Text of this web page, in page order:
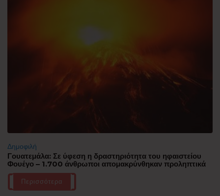
Δημοφιλή
Γουατεμάλα: Σε ύφεση η δραστηριότητα του ηφαιστείου
Φουέγο – 1.700 άνθρωποι απομακρύνθηκαν προληπτικά
Περισσότερα